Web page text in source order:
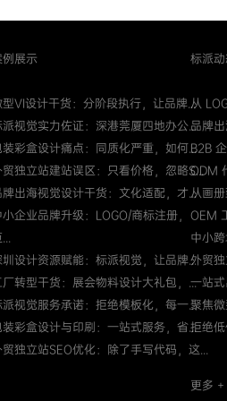
例展示
型VI设计干货：分阶段执行，让品牌...
派视觉实力佐证：深港莞厦四地办公...
装彩盒设计痛点：同质化严重，如何...
贸独立站建站误区：只看价格，忽略S...
牌出海视觉设计干货：文化适配，才...
企业品牌升级：LOGO/商标注册，
圳设计资源赋能：标派视觉，让品牌...
厂转型干货：展会物料设计大礼包，...
派视觉服务承诺：拒绝模板化，每一...
装彩盒设计与印刷：一站式服务，省...
独立站SEO优化：除了手写代码，这...
标派
从
品牌
B2B
ODM
从画
OEM
中小
外贸
一站
聚焦
拒绝
更多 +